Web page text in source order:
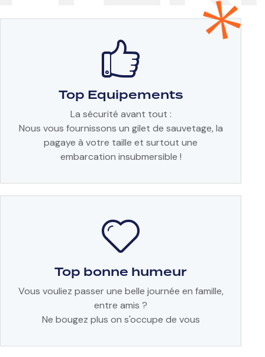
Top Equipements
La sécurité avant tout :
Nous vous fournissons un gilet de sauvetage, la
pagaye à votre taille et surtout une
embarcation insubmersible !
Top bonne humeur
Vous vouliez passer une belle journée en famille,
entre amis ?
Ne bougez plus on s'occupe de vous